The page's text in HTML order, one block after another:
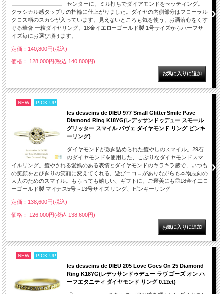
センターに、ミル打ちでダイアモンドをセッティング。
クラシカル感タップリの指輪に仕上がりました。ダイヤの内側部分はフローラル
クロス柄のスカシが入っています。見えないところも気を使う、お洒落心をくす
ぐる華奢 一粒ダイヤリング。18金イエローゴールド製 1号サイズからハーフサ
イズ毎にお選び頂けます。
定価：140,800円(税込)
価格： 128,000円(税込 140,800円)
NEW PICK UP
les desseins de DIEU 977 Small Glitter Smile Pave
Diamond Ring K18YG(レデッサンドゥデュー スモール
グリッター スマイル パヴェ ダイヤモンド リング ピンキ
ーリング)
ダイヤモンドが敷き詰められた癒やしのスマイル。29石
のダイヤモンドを使用した、こぶりなダイヤモンドスマ
イルリング。癒やされる愛嬌のある表情とダイヤモンドのキラキラ感で、いつも
の笑顔をとびきりの笑顔に変えてくれる。遊びココロがありながらも本物志向の
大人のためのスマイル。もらっても嬉しい、ギフトに、ご褒美にも◎18金イエロ
ーゴールド製 マイナス5号～13号サイズ リング、ピンキーリング
定価：138,600円(税込)
価格： 126,000円(税込 138,600円)
NEW PICK UP
les desseins de DIEU 205 Love Goes On 25 Diamond
Ring K18YG(レデッサンドゥデュー ラヴ ゴーズ オン ハ
ーフエタニティ ダイヤモンド リング 0.12ct)